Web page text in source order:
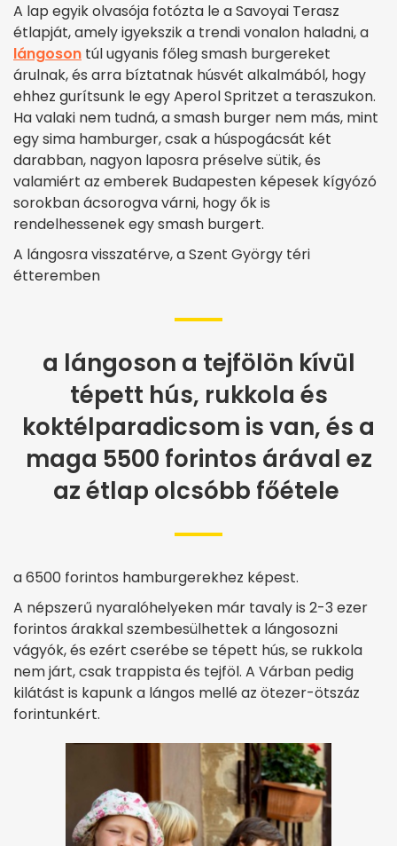
A lap egyik olvasója fotózta le a Savoyai Terasz
étlapját, amely igyekszik a trendi vonalon haladni, a
lángoson túl ugyanis főleg smash burgereket
árulnak, és arra bíztatnak húsvét alkalmából, hogy
ehhez gurítsunk le egy Aperol Spritzet a teraszukon.
Ha valaki nem tudná, a smash burger nem más, mint
egy sima hamburger, csak a húspogácsát két
darabban, nagyon laposra préselve sütik, és
valamiért az emberek Budapesten képesek kígyózó
sorokban ácsorogva várni, hogy ők is
rendelhessenek egy smash burgert.
A lángosra visszatérve, a Szent György téri
étteremben
a lángoson a tejfölön kívül
tépett hús, rukkola és
koktélparadicsom is van, és a
maga 5500 forintos árával ez
az étlap olcsóbb főétele
a 6500 forintos hamburgerekhez képest.
A népszerű nyaralóhelyeken már tavaly is 2-3 ezer
forintos árakkal szembesülhettek a lángosozni
vágyók, és ezért cserébe se tépett hús, se rukkola
nem járt, csak trappista és tejföl. A Várban pedig
kilátást is kapunk a lángos mellé az ötezer-ötszáz
forintunkért.